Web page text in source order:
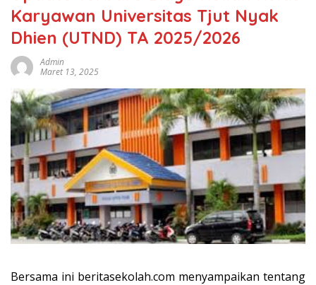
Karyawan Universitas Tjut Nyak
Dhien (UTND) TA 2025/2026
Admin
Maret 13, 2025
Bersama ini beritasekolah.com menyampaikan tentang